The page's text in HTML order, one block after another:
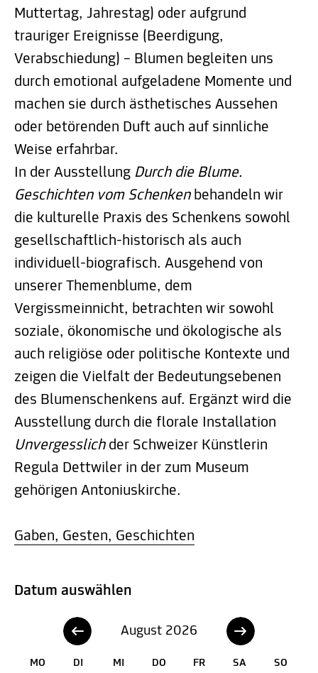
Muttertag, Jahrestag) oder aufgrund
trauriger Ereignisse (Beerdigung,
Verabschiedung) – Blumen begleiten uns
durch emotional aufgeladene Momente und
machen sie durch ästhetisches Aussehen
oder betörenden Duft auch auf sinnliche
Weise erfahrbar.
In der Ausstellung Durch die Blume.
Geschichten vom Schenkenbehandeln wir
die kulturelle Praxis des Schenkens sowohl
gesellschaftlich-historisch als auch
individuell-biografisch. Ausgehend von
unserer Themenblume, dem
Vergissmeinnicht, betrachten wir sowohl
soziale, ökonomische und ökologische als
auch religiöse oder politische Kontexte und
zeigen die Vielfalt der Bedeutungsebenen
des Blumenschenkens auf. Ergänzt wird die
Ausstellung durch die florale Installation
Unvergesslich der Schweizer Künstlerin
Regula Dettwiler in der zum Museum
gehörigen Antoniuskirche.
Gaben, Gesten, Geschichten
Datum auswählen
August 2026
MO DI MI DO FR SA SO